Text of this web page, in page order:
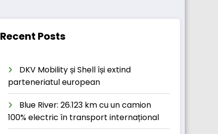
Recent Posts
DKV Mobility și Shell își extind
parteneriatul european
Blue River: 26.123 km cu un camion
100% electric în transport internațional